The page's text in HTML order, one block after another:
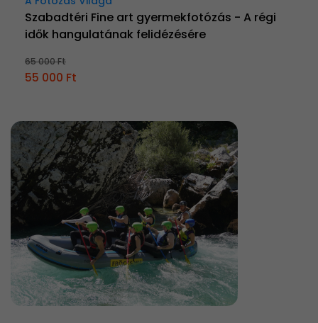
Szabadtéri Fine art gyermekfotózás - A régi
idők hangulatának felidézésére
65 000 Ft
55 000 Ft